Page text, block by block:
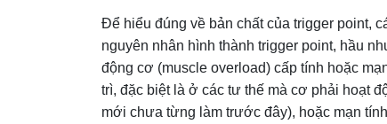
Để hiểu đúng về bản chất của trigger point,
nguyên nhân hình thành trigger point, hầu
động cơ (muscle overload) cấp tính hoặc
trì, đặc biệt là ở các tư thế mà cơ phải hoạt
mới chưa từng làm trước đây), hoặc mạn